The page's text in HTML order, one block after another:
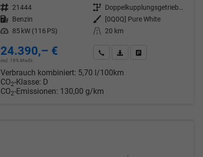
Fahrzeugnr. 21444 Getriebe
Doppelkupplungsgetriebe (DSG)
Kraftstoff Benzin Außenfarbe
[0Q0Q] Pure White
Leistung 85 kW (116 PS) Kilometerstand 20 km
24.390,– €
incl. 19% MwSt.
Wir rufen Sie an
PDF-Datei, Fahrzeugexposé
Drucken, parken oder
Verbrauch kombiniert: 5,70 l/100km
CO2-Klasse: D
CO2-Emissionen: 130,00 g/km